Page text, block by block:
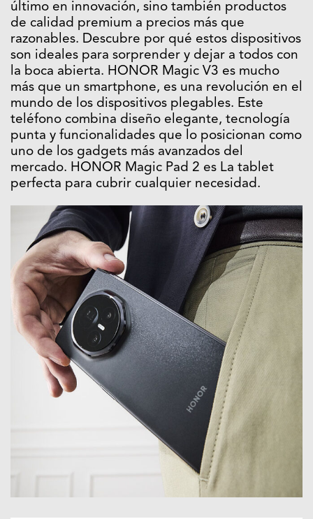
último en innovación, sino también productos
de calidad premium a precios más que
razonables. Descubre por qué estos dispositivos
son ideales para sorprender y dejar a todos con
la boca abierta. HONOR Magic V3 es mucho
más que un smartphone, es una revolución en el
mundo de los dispositivos plegables. Este
teléfono combina diseño elegante, tecnología
punta y funcionalidades que lo posicionan como
uno de los gadgets más avanzados del
mercado. HONOR Magic Pad 2 es La tablet
perfecta para cubrir cualquier necesidad.